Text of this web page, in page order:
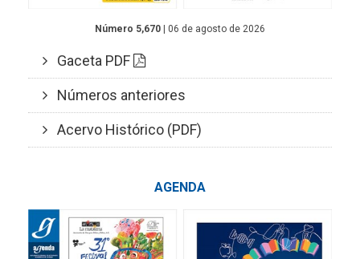
Número 5,670 | 06 de agosto de 2026
Gaceta PDF
Números anteriores
Acervo Histórico (PDF)
AGENDA